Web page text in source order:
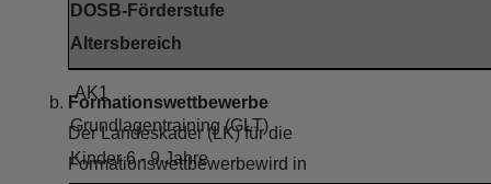
DOSB-Förderstufe
Altersbereich
AK1
Grundlagentraining (GLT)
Kinder 6 - 9 Jahre
Formationswettbewerbe
Der Landeskader (LK) für die
Formationswettbewerbewird in